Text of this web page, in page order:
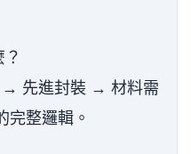
先進封裝 → 材料需
整邏輯。